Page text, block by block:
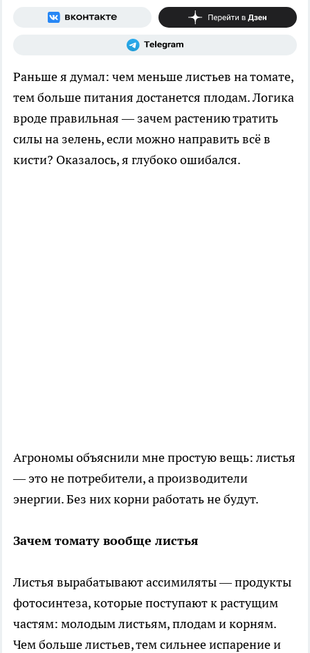
Раньше я думал: чем меньше листьев на томате,
тем больше питания достанется плодам. Логика
вроде правильная — зачем растению тратить
силы на зелень, если можно направить всё в
кисти? Оказалось, я глубоко ошибался.
Агрономы объяснили мне простую вещь: листья
— это не потребители, а производители
энергии. Без них корни работать не будут.
Зачем томату вообще листья
Листья вырабатывают ассимиляты — продукты
фотосинтеза, которые поступают к растущим
частям: молодым листьям, плодам и корням.
Чем больше листьев, тем сильнее испарение и